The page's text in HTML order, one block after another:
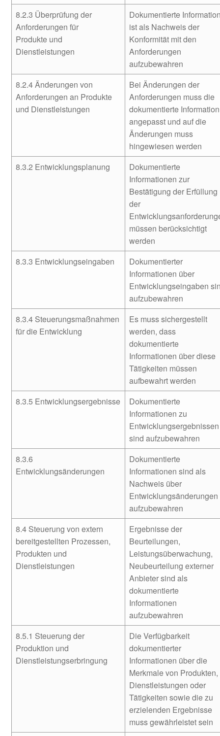
8.2.3 Überprüfung der
Anforderungen für
Produkte und
Dienstleistungen
Dokumentierte
ist als Nachweis der
Konformität mit den
Anforderungen
aufzubewahren
8.2.4 Änderungen von
Anforderungen an Produkte
und Dienstleistungen
Bei Änderungen der
Anforderungen muss die
dokumentierte Information
angepasst und auf die
Änderungen muss
hingewiesen werden
8.3.2 Entwicklungsplanung
Dokumentierte
Informationen zur
Bestätigung der Erfüllung
der
müssen berücksichtigt
werden
8.3.3 Entwicklungseingaben
Dokumentierter
Informationen über
Entwicklungseingaben
aufzubewahren
8.3.4 Steuerungsmaßnahmen
für die Entwicklung
Es muss sichergestellt
werden, dass
dokumentierte
Informationen über diese
Tätigkeiten müssen
aufbewahrt werden
8.3.5 Entwicklungsergebnisse
Dokumentierte
Informationen zu
Entwicklungsergebnissen
sind aufzubewahren
8.3.6
Entwicklungsänderungen
Dokumentierte
Informationen sind als
Nachweis über
Entwicklungsänderungen
aufzubewahren
8.4 Steuerung von extern
bereitgestellten Prozessen,
Produkten und
Dienstleistungen
Ergebnisse der
Beurteilungen,
Leistungsüberwachung,
Neubeurteilung externer
Anbieter sind als
dokumentierte
Informationen
aufzubewahren
8.5.1 Steuerung der
Produktion und
Dienstleistungserbringung
Die Verfügbarkeit
dokumentierter
Informationen über die
Merkmale von Produkten,
Dienstleistungen oder
Tätigkeiten sowie die zu
erzielenden Ergebnisse
muss gewährleistet sein